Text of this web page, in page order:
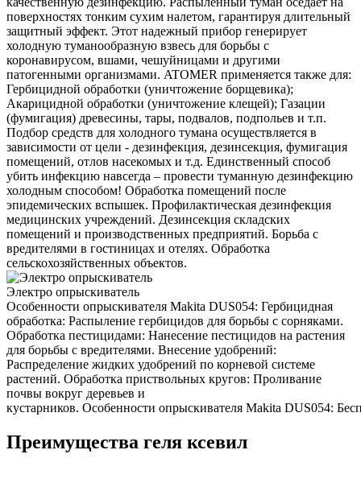
поверхностях тонким сухим налетом, гарантируя длительный
защитный эффект. Этот надежный прибор генерирует
холодную туманообразную взвесь для борьбы с
коронавирусом, вшами, чешуйницами и другими
патогенными организмами. ATOMER применяется также для:
Гербицидной обработки (уничтожение борщевика);
Акарицидной обработки (уничтожение клещей); Газации
(фумигация) древесины, тары, подвалов, подпольев и т.п.
Подбор средств для холодного тумана осуществляется в
зависимости от цели - дезинфекция, дезинсекция, фумигация
помещений, отлов насекомых и т.д. Единственный способ
убить инфекцию навсегда – провести туманную дезинфекцию
холодным способом! Обработка помещений после
эпидемических вспышек. Профилактическая дезинфекция
медицинских учреждений. Дезинсекция складских
помещений и производственных предприятий. Борьба с
вредителями в гостиницах и отелях. Обработка
сельскохозяйственных объектов.
Электро опрыскиватель
Особенности опрыскивателя Makita DUS054: Гербицидная
обработка: Распыление гербицидов для борьбы с сорняками.
Обработка пестицидами: Нанесение пестицидов на растения
для борьбы с вредителями. Внесение удобрений:
Распределение жидких удобрений по корневой системе
растений. Обработка приствольных кругов: Проливание
почвы вокруг деревьев и
кустарников. Особенности опрыскивателя Makita DUS054:
Преимущества геля ксевил